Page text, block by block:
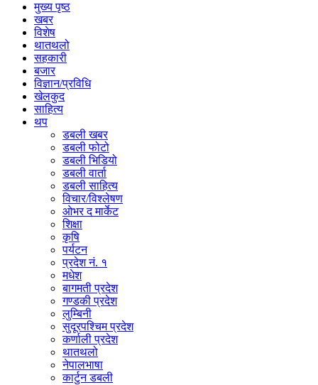
मुख्य पृष्ठ
खबर
विशेष
थातथलो
सहकारी
बजार
विज्ञान/प्रविधि
खेलकुद
साहित्य
थप
डबली खबर
डबली फोटो
डबली भिडियो
डबली वार्ता
डबली साहित्य
विचार/विश्‍लेषण
ओभर द मार्केट
शिक्षा
कृषि
पर्यटन
प्रदेश नं. १
मधेश
बागमती प्रदेश
गण्डकी प्रदेश
लुम्बिनी
सुदूरपश्चिम प्रदेश
कर्णाली प्रदेश
थातथलो
नेपालभाषा
कार्टुन डबली